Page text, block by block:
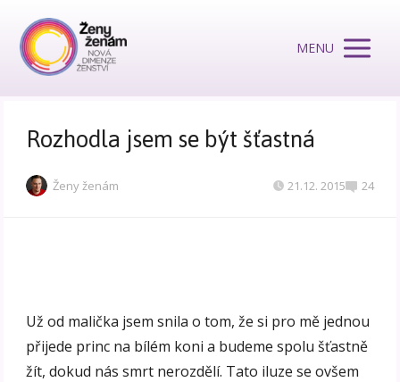
MENU
Rozhodla jsem se být šťastná
Ženy ženám 21.12. 2015 24
Už od malička jsem snila o tom, že si pro mě jednou
přijede princ na bílém koni a budeme spolu šťastně
žít, dokud nás smrt nerozdělí. Tato iluze se ovšem